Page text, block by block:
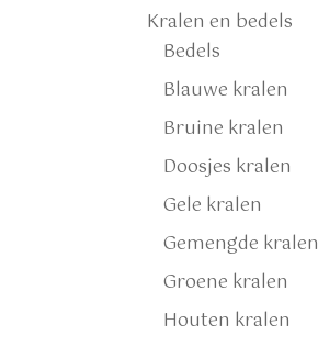
Kralen en bedels
Bedels
Blauwe kralen
Bruine kralen
Doosjes kralen
Gele kralen
Gemengde kralen
Groene kralen
Houten kralen